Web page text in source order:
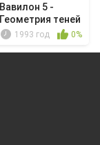
Вавилон 5 -
Геометрия теней
1993 год 0%